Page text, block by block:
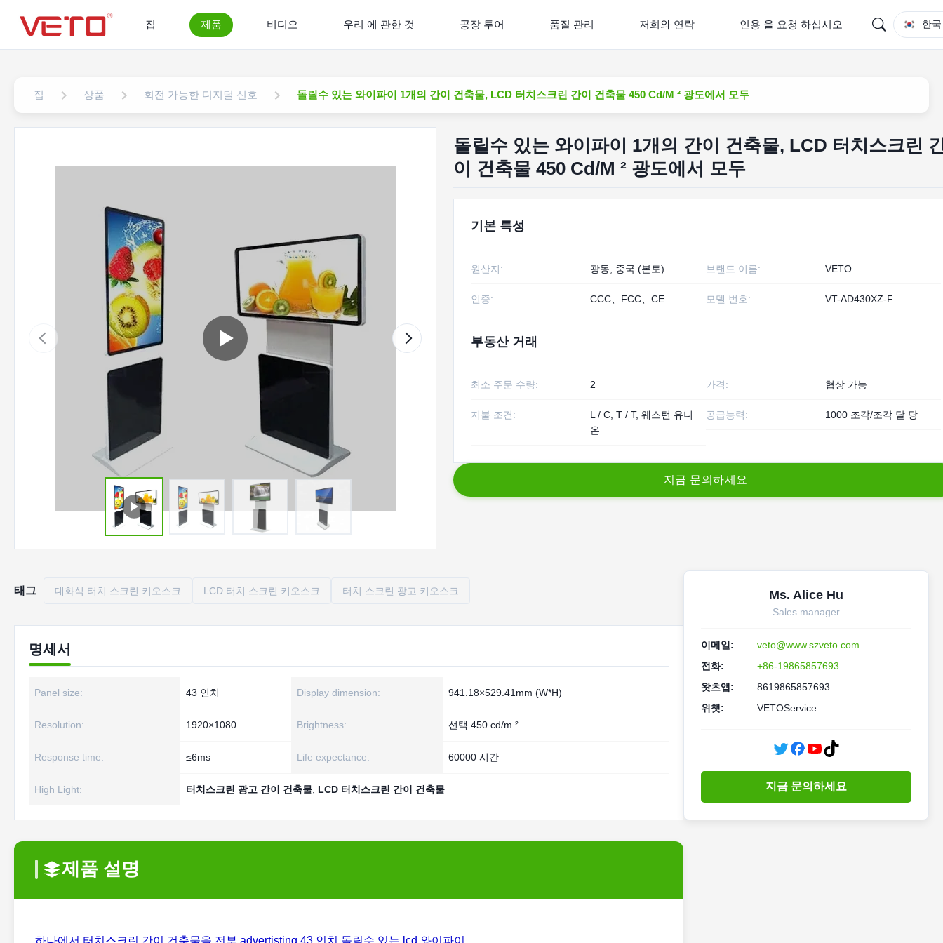
집 제품 비디오 우리 에 관한 것 공장 투어 품질 관리 저희와 연락 인용 을 요청 하십시오 한국
집 상품 회전 가능한 디지털 신호 돌릴수 있는 와이파이 1개의 간이 건축물, LCD 터치스크린 간이 건축물 450 Cd/M ² 광도에서 모두
돌릴수 있는 와이파이 1개의 간이 건축물, LCD 터치스크린
이 건축물 450 Cd/M ² 광도에서 모두
기본 특성
원산지: 광동, 중국 (본토) 브랜드 이름: VETO
인증: CCC、FCC、CE 모델 번호: VT-AD430XZ-F
부동산 거래
최소 주문 수량: 2 가격: 협상 가능
지불 조건:
L / C, T / T, 웨스턴 유니
온
공급능력: 1000 조각/조각 달 당
지 금 문의하세 요
태그 대화식 터치 스크린 키오스크 LCD 터치 스크린 키오스크 터치 스크린 광고 키오스크
명세서
Panel size: 43 인치 Display dimension: 941.18×529.41mm (W*H)
Resolution: 1920×1080 Brightness: 선택 450 cd/m ²
Response time: ≤6ms Life expectance: 60000 시간
High Light: 터치스크린 광고 간이 건축물 LCD 터치스크린 간이 건축물
제품 설명
하나에서 터치스크린 간이 건축물을 전부 advertisting 43 인치 돌릴수 있는 lcd 와이파이
Ms. Alice Hu
Sales manager
이메일:
veto@www.szveto.com
전화:
+86-19865857693
왓츠앱:
8619865857693
위챗:
VETOService
지금 문의하세요